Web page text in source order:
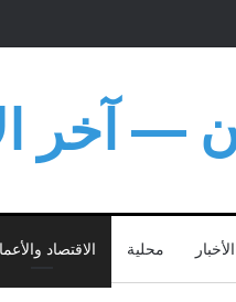
— آخر
الأخبار محلية الاقتصاد